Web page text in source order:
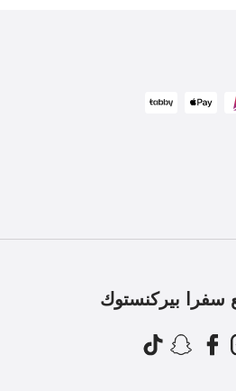
سفرا بيركنستوك